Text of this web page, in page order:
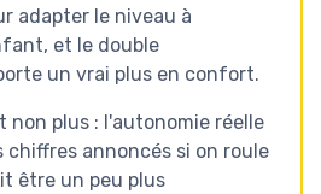
adapter le niveau à
et le double
un vrai plus en confort.
non plus : l'autonomie réelle
chiffres annoncés si on roule
être un peu plus